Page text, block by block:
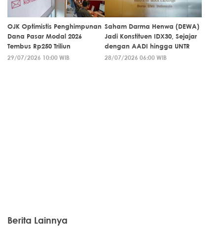
OJK Optimistis Penghimpunan
Dana Pasar Modal 2026
Tembus Rp250 Triliun
29/07/2026 10:00 WIB
Saham Darma Henwa (DEWA)
Jadi Konstituen IDX30, Sejajar
dengan AADI hingga UNTR
28/07/2026 06:00 WIB
Berita Lainnya